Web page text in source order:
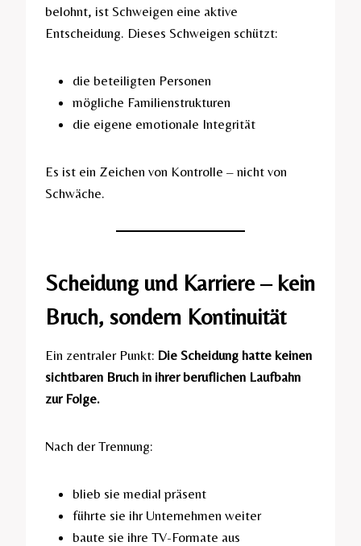
belohnt, ist Schweigen eine aktive
Entscheidung. Dieses Schweigen schützt:
die beteiligten Personen
mögliche Familienstrukturen
die eigene emotionale Integrität
Es ist ein Zeichen von Kontrolle – nicht von
Schwäche.
Scheidung und Karriere – kein
Bruch, sondern Kontinuität
Ein zentraler Punkt: Die Scheidung hatte keinen
sichtbaren Bruch in ihrer beruflichen Laufbahn
zur Folge.
Nach der Trennung:
blieb sie medial präsent
führte sie ihr Unternehmen weiter
baute sie ihre TV-Formate aus